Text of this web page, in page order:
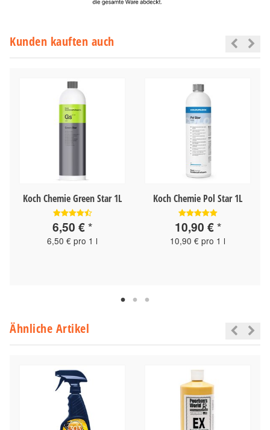
Kunden kauften auch
Koch Chemie Green Star 1L
6,50 €*
6,50 € pro 1 l
Koch Chemie Pol Star 1L
10,90 €*
10,90 € pro 1 l
Ähnliche Artikel